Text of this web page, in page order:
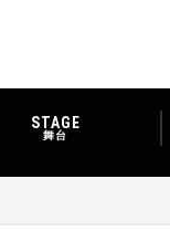
STAGE
舞台